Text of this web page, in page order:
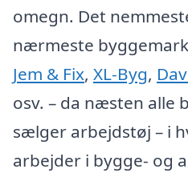
omegn. Det
nærmeste
Jem & Fix, XL-Byg,
osv. – da næsten alle
sælger arbejdstøj – i
arbejder i bygge- og